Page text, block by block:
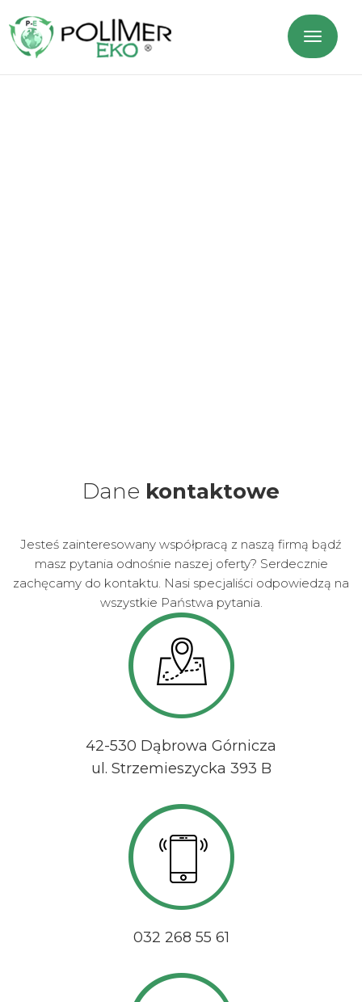
Dane kontaktowe
Jesteś zainteresowany współpracą z naszą firmą bądź
masz pytania odnośnie naszej oferty? Serdecznie
zachęcamy do kontaktu. Nasi specjaliści odpowiedzą na
wszystkie Państwa pytania.
42-530 Dąbrowa Górnicza
ul. Strzemieszycka 393 B
032 268 55 61